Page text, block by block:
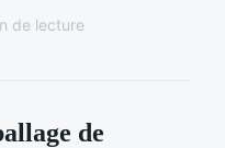
de lecture
de